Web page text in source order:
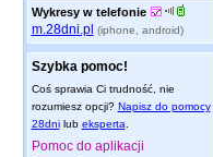
Wykresy w telefonie
m.28dni.pl (iphone, android)
Szybka pomoc!
Coś sprawia Ci trudność, nie
rozumiesz opcji? Napisz do pomocy
28dnilub eksperta
Pomoc do aplikacji